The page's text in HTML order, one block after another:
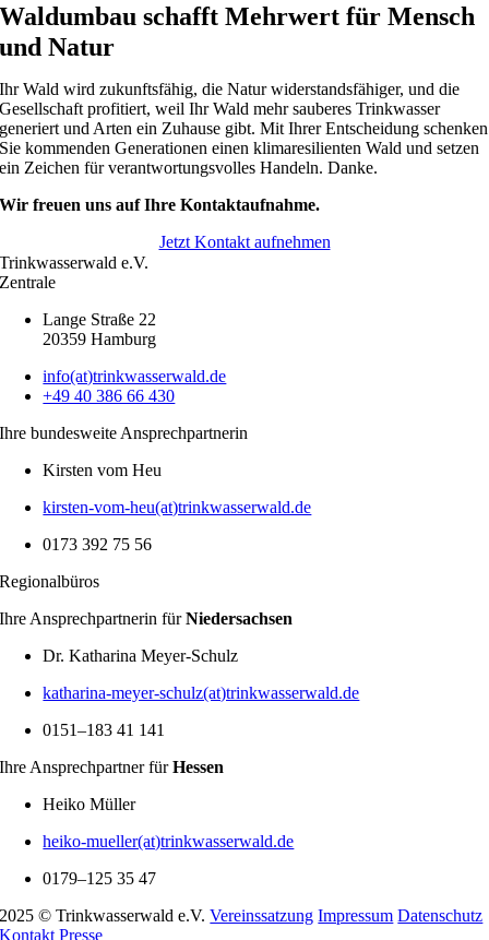
Waldumbau schafft Mehrwert für Mensch
und Natur
Ihr Wald wird zukunfts­fähig, die Natur wider­stands­fä­higer, und die
Gesell­schaft profi­tiert, weil Ihr Wald mehr sauberes Trink­wasser
generiert und Arten ein Zuhause gibt. Mit Ihrer Entschei­dung schenken
Sie kommenden Genera­tionen einen klima­re­si­li­enten Wald und setzen
ein Zeichen für verant­wor­tungs­volles Handeln. Danke.
Wir freuen uns auf Ihre Kontakt­auf­nahme.
Jetzt Kontakt aufnehmen
Trinkwasserwald e.V.
Zentrale
Lange Straße 22
20359 Hamburg
info(at)trinkwasserwald.de
+49 40 386 66 430
Ihre bundes­weite Ansprech­part­nerin
Kirsten vom Heu
kirsten-vom-heu(at)trinkwasserwald.de
0173 392 75 56
Regio­nal­büros
Ihre Ansprech­part­nerin fürNieder­sachsen
Dr. Katha­rina Meyer-Schulz
katharina-meyer-schulz(at)trinkwasserwald.de
0151–183 41 141
Ihre Ansprech­partner fürHessen
Heiko Müller
heiko-mueller(at)trinkwasserwald.de
0179–125 35 47
2025 © Trinkwasserwald e.V.Vereins­sat­zung Impressum Daten­schutz
Kontakt Presse